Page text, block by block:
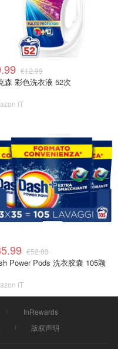
€12.99
森 彩色洗衣液 52次
IT
€52.83
Power Pods 洗衣胶囊 105颗
IT
InRewards
版权声明